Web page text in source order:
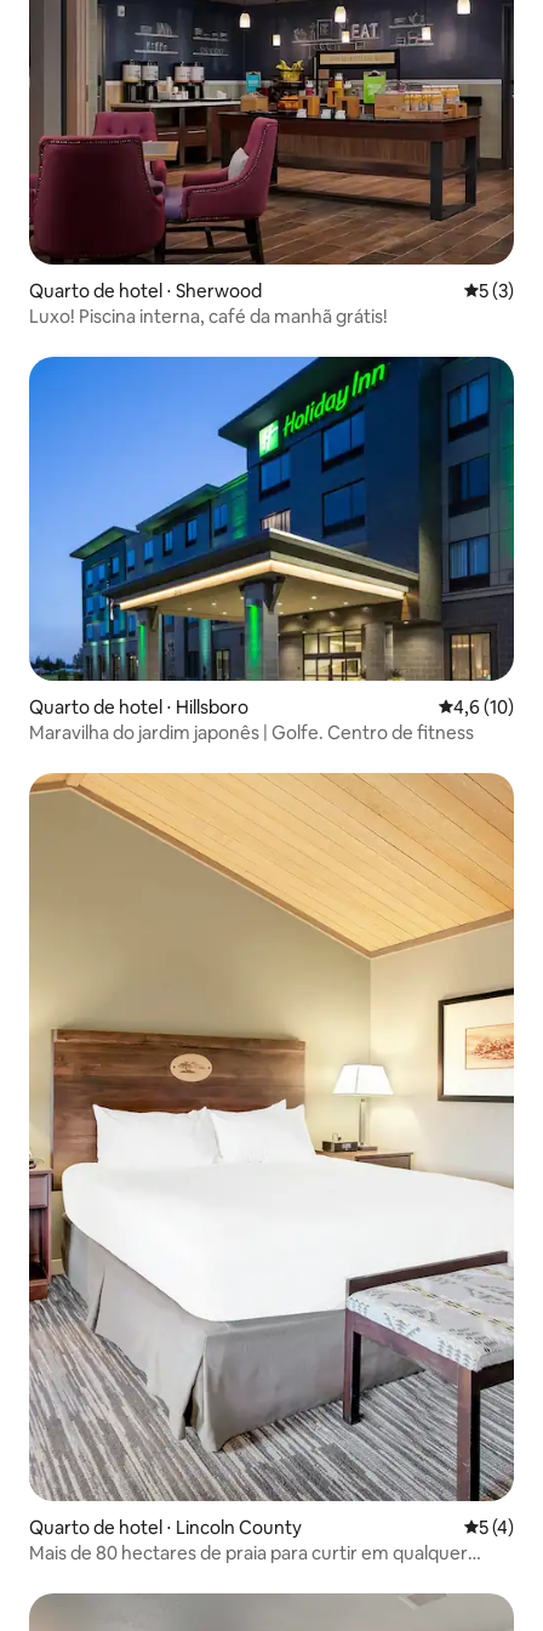
Quarto de hotel ⋅ Sherwood 5 de
5 (3)
Luxo! Piscina interna, café da manhã grátis!
Quarto de hotel ⋅ Hillsboro 4,6 de uma
4,6 (10)
Maravilha do jardim japonês | Golfe. Centro de fitness
Quarto de hotel ⋅ Lincoln County 5 de
5 (4)
Mais de 80 hectares de praia para curtir em qualquer